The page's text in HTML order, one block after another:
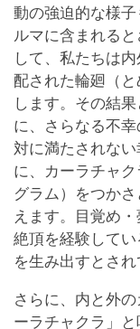
動の強迫的な様
ルマに含まれる
して、私たちは
配された輪廻（
します。その結
に、さらなる不
対に満たされな
に、カーラチャ
グラム）をつか
えます。目覚め
絶頂を経験して
を生み出すとされ
さらに、内と外
ーラチャクラ」